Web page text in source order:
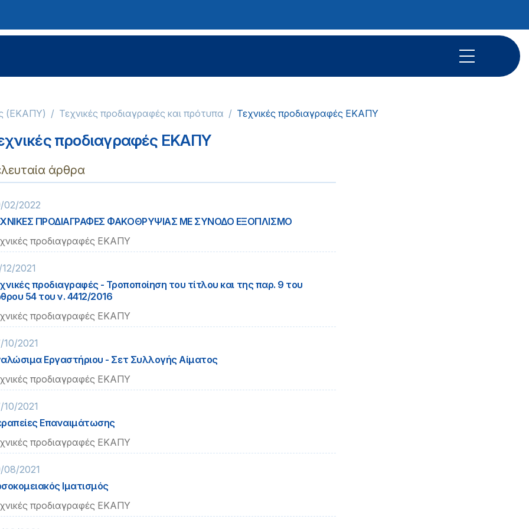
(ΕΚΑΠΥ) Τεχνικές προδιαγραφές και πρότυπα Τεχνικές προδιαγραφές ΕΚΑΠΥ
προδιαγραφές ΕΚΑΠΥ
άρθρα
02/2022
ΠΡΟΔΙΑΓΡΑΦΕΣ ΦΑΚΟΘΡΥΨΙΑΣ ΜΕ ΣΥΝΟΔΟ ΕΞΟΠΛΙΣΜΟ
προδιαγραφές ΕΚΑΠΥ
2021
προδιαγραφές - Τροποποίηση του τίτλου και της παρ. 9 του
54 του ν. 4412/2016
προδιαγραφές ΕΚΑΠΥ
10/2021
Εργαστήριου - Σετ Συλλογής Αίματος
προδιαγραφές ΕΚΑΠΥ
10/2021
Επαναιμάτωσης
προδιαγραφές ΕΚΑΠΥ
08/2021
Ιματισμός
προδιαγραφές ΕΚΑΠΥ